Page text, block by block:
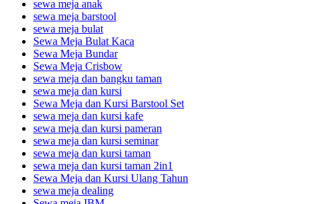
sewa meja anak
sewa meja barstool
sewa meja bulat
Sewa Meja Bulat Kaca
Sewa Meja Bundar
Sewa Meja Crisbow
sewa meja dan bangku taman
sewa meja dan kursi
Sewa Meja dan Kursi Barstool Set
sewa meja dan kursi kafe
sewa meja dan kursi pameran
sewa meja dan kursi seminar
sewa meja dan kursi taman
sewa meja dan kursi taman 2in1
Sewa Meja dan Kursi Ulang Tahun
sewa meja dealing